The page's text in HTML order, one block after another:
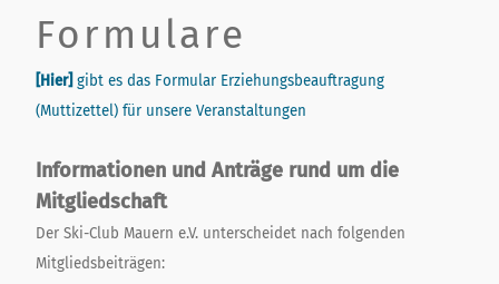
Formulare
[Hier] gibt es das Formular Erziehungsbeauftragung
(Muttizettel) für unsere Veranstaltungen
Informationen und Anträge rund um die
Mitgliedschaft
Der Ski-Club Mauern e.V. unterscheidet nach folgenden
Mitgliedsbeiträgen:
Ehrenvorsitzende & Ehrenmitglieder
Satzung